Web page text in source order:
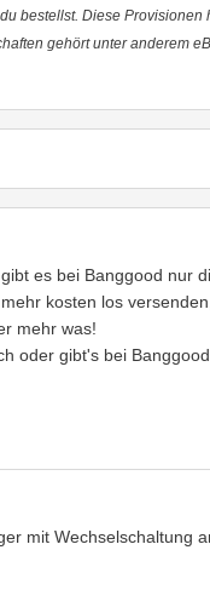
bestellst. Diese
gehört unter anderem
es bei Banggood nur
kosten los
mehr was!
oder gibt's bei
mit Wechselschaltung